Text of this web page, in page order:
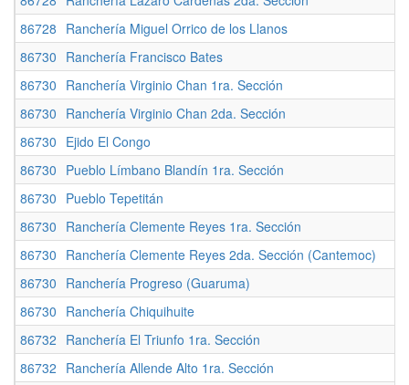
86728 Ranchería Miguel Orrico de los Llanos
86730 Ranchería Francisco Bates
86730 Ranchería Virginio Chan 1ra. Sección
86730 Ranchería Virginio Chan 2da. Sección
86730 Ejido El Congo
86730 Pueblo Límbano Blandín 1ra. Sección
86730 Pueblo Tepetitán
86730 Ranchería Clemente Reyes 1ra. Sección
86730 Ranchería Clemente Reyes 2da. Sección (Cantemoc)
86730 Ranchería Progreso (Guaruma)
86730 Ranchería Chiquihuite
86732 Ranchería El Triunfo 1ra. Sección
86732 Ranchería Allende Alto 1ra. Sección